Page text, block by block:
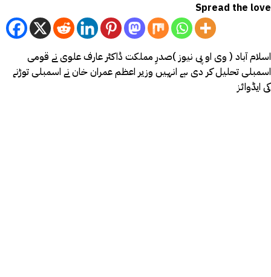
Spread the love
اسلام آباد ( وی او پی نیوز )صدرِ مملکت ڈاکٹر عارف علوی نے قومی
اسمبلی تحلیل کر دی ہے انہیں وزیر اعظم عمران خان نے اسمبلی توڑنے
کی ایڈوائز